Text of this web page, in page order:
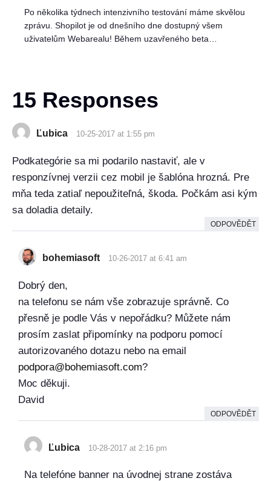
Po několika týdnech intenzivního testování máme skvělou
zprávu. Shopilot je od dnešního dne dostupný všem
uživatelům Webarealu! Během uzavřeného beta…
15 Responses
Ľubica 10-25-2017 at 1:55 pm
Podkategórie sa mi podarilo nastaviť, ale v
responzívnej verzii cez mobil je šablóna hrozná. Pre
mňa teda zatiaľ nepoužiteľná, škoda. Počkám asi kým
sa doladia detaily.
ODPOVĚDĚT
bohemiasoft 10-26-2017 at 6:41 am
Dobrý den,
na telefonu se nám vše zobrazuje správně. Co
přesně je podle Vás v nepořádku? Můžete nám
prosím zaslat připomínky na podporu pomocí
autorizovaného dotazu nebo na email
podpora@bohemiasoft.com?
Moc děkuji.
David
ODPOVĚDĚT
Ľubica 10-28-2017 at 2:16 pm
Na telefóne banner na úvodnej strane zostáva